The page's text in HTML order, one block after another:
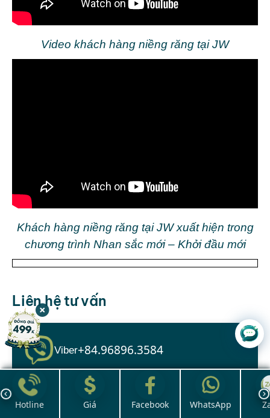
Video khách hàng niềng răng tại JW
Khách hàng niềng răng tại JW xuất hiện trong
chương trình Nhan sắc mới – Khởi đầu mới
Liên hệ tư vấn
Viber+84.96896.3584
Whatsapp +84.96484.5399
Hotline Giá Facebook WhatsApp